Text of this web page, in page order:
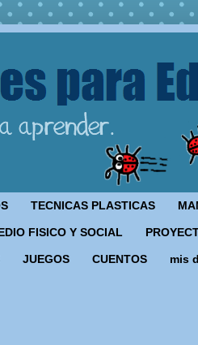
TECNICAS PLASTICAS
FISICO Y SOCIAL
JUEGOS CUENTOS mis